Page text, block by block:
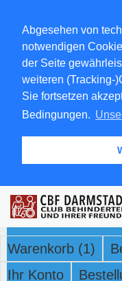
Abgesehen von
notwendigen
der Seite
weiteren (Tracking-
Sie fortsetzen
Bedingungen.
Warenkorb (1)
Ihr Konto